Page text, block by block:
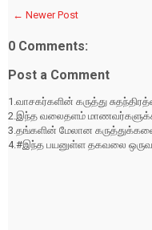
← Newer Post
0 Comments:
Post a Comment
1.வாசகர்களின் கருத்து
2.இந்த வலைதளம்
3.தங்களின் மேலான கருத்துக்களை
4.#இந்த பயனுள்ள தகவலை